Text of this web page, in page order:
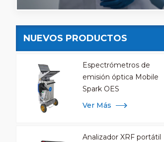
NUEVOS PRODUCTOS
Espectrómetros de
emisión óptica Mobile
Spark OES
Ver Más
Analizador XRF portátil